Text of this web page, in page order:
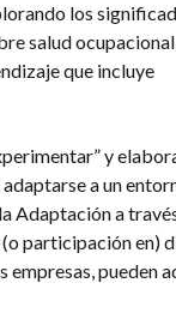
los
salud
que incluye
y
a un
Adaptación a
participación en)
empresas, pueden